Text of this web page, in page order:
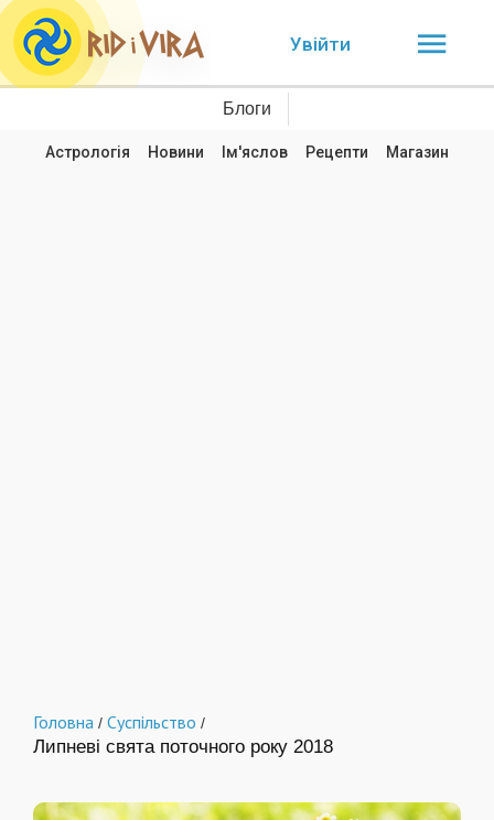
Увійти
Блоги
Астрологія Новини Ім'яслов Рецепти Магазин
Головна / Суспільство /
Липневі свята поточного року 2018